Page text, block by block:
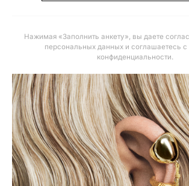
Нажимая «Заполнить анкету», вы даете
персональных данных и соглашаетесь с
конфиденциальности.